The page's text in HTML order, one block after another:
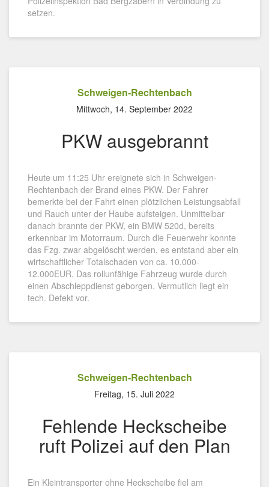
setzen.
Schweigen-Rechtenbach
Mittwoch, 14. September 2022
PKW ausgebrannt
Heute um 11:25 Uhr ereignete sich in Schweigen-
Rechtenbach der Brand eines PKW. Der Fahrer
bemerkte bei der Fahrt einen plötzlichen Leistungsabfall
und Rauch unter der Haube aufsteigen. Unmittelbar
danach brannte der PKW, ein BMW 520d, bereits
erkennbar im Motorraum. Durch die Feuerwehr konnte
das Fzg. zwar abgelöscht werden, es entstand aber ein
wirtschaftlicher Totalschaden von ca. 10.000-
12.000EUR. Das rollunfähige Fahrzeug wurde durch
einen Abschleppdienst geborgen. Vermutlich liegt ein
tech. Defekt vor.
Schweigen-Rechtenbach
Freitag, 15. Juli 2022
Fehlende Heckscheibe
ruft Polizei auf den Plan
Ein Kleintransporter ohne Heckscheibe fiel am